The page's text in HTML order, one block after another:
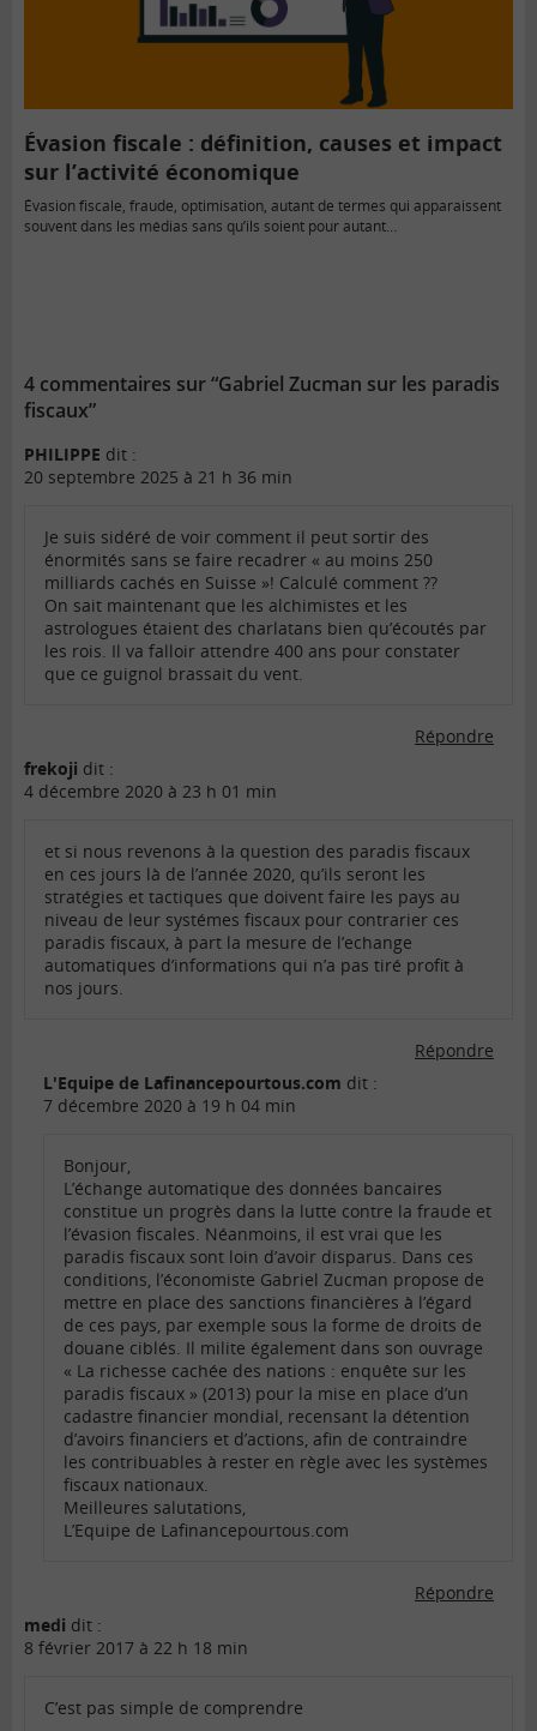
Évasion fiscale : définition, causes et impact
sur l’activité économique
Évasion fiscale, fraude, optimisation, autant de termes qui apparaissent
souvent dans les médias sans qu’ils soient pour autant…
4 commentaires sur “Gabriel Zucman sur les paradis
fiscaux”
PHILIPPE dit :
20 septembre 2025 à 21 h 36 min
Je suis sidéré de voir comment il peut sortir des
énormités sans se faire recadrer « au moins 250
milliards cachés en Suisse »! Calculé comment ??
On sait maintenant que les alchimistes et les
astrologues étaient des charlatans bien qu’écoutés par
les rois. Il va falloir attendre 400 ans pour constater
que ce guignol brassait du vent.
Répondre
frekoji dit :
4 décembre 2020 à 23 h 01 min
et si nous revenons à la question des paradis fiscaux
en ces jours là de l’année 2020, qu’ils seront les
stratégies et tactiques que doivent faire les pays au
niveau de leur systémes fiscaux pour contrarier ces
paradis fiscaux, à part la mesure de l’echange
automatiques d’informations qui n’a pas tiré profit à
nos jours.
Répondre
L'Equipe de Lafinancepourtous.com dit :
7 décembre 2020 à 19 h 04 min
Bonjour,
L’échange automatique des données bancaires
constitue un progrès dans la lutte contre la fraude et
l’évasion fiscales. Néanmoins, il est vrai que les
paradis fiscaux sont loin d’avoir disparus. Dans ces
conditions, l’économiste Gabriel Zucman propose de
mettre en place des sanctions financières à l’égard
de ces pays, par exemple sous la forme de droits de
douane ciblés. Il milite également dans son ouvrage
« La richesse cachée des nations : enquête sur les
paradis fiscaux » (2013) pour la mise en place d’un
cadastre financier mondial, recensant la détention
d’avoirs financiers et d’actions, afin de contraindre
les contribuables à rester en règle avec les systèmes
fiscaux nationaux.
Meilleures salutations,
L’Equipe de Lafinancepourtous.com
Répondre
medi dit :
8 février 2017 à 22 h 18 min
C’est pas simple de comprendre